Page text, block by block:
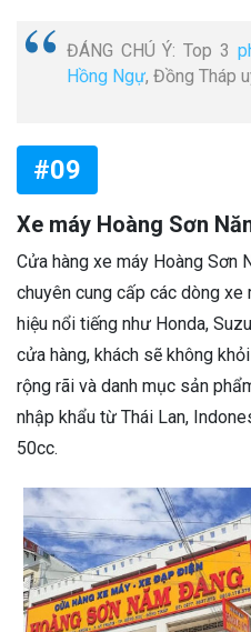
ĐÁNG CHÚ Ý: Top 3
Hồng Ngự, Đồng Tháp
#09
Xe máy Hoàng Sơn
Cửa hàng xe máy Hoàng Sơn
chuyên cung cấp các dòng
hiệu nổi tiếng như Honda,
cửa hàng, khách sẽ không
rộng rãi và danh mục sản
nhập khẩu từ Thái Lan,
50cc.